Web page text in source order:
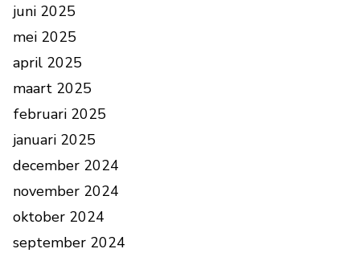
juni 2025
mei 2025
april 2025
maart 2025
februari 2025
januari 2025
december 2024
november 2024
oktober 2024
september 2024